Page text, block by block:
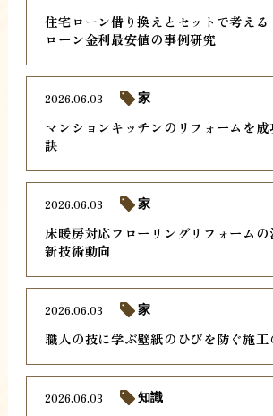
住宅ローン借り換えとセットで考える
ローン金利最安値の事例研究
マンションキッチンのリフォームを成
訣
2026.06.03 家
床暖房対応フローリングリフォームの
新技術動向
2026.06.03 家
職人の技に学ぶ壁紙のひびを防ぐ施工
2026.06.03 家
2026.06.03 知識